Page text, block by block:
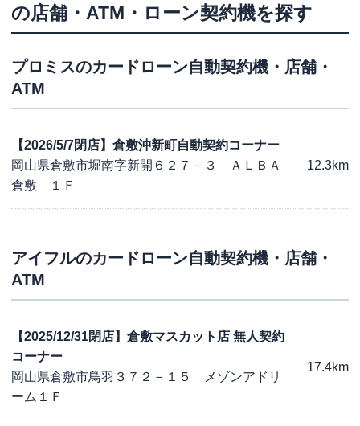
の店舗・ATM・ローン契約機を探す
プロミスのカードローン自動契約機・店舗・
ATM
【2026/5/7閉店】倉敷沖新町自動契約コーナー
岡山県倉敷市堀南字新開６２７－３ ＡＬＢＡ
倉敷 １Ｆ
12.3km
アイフルのカードローン自動契約機・店舗・
ATM
【2025/12/31閉店】倉敷マスカット店 無人契約
コーナー
岡山県倉敷市鳥羽３７２－１５ メゾンアドリ
ーム１Ｆ
17.4km